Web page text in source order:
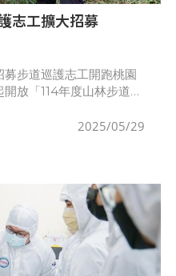
志工擴大招募
步道巡護志工開跑桃園
放「114年度山林步道巡
2025/05/29